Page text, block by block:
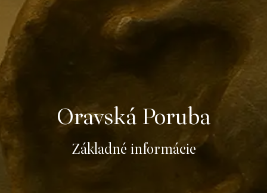
Oravská Poruba
Základné informácie